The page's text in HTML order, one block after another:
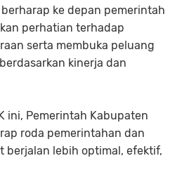
ke depan pemerintah
perhatian terhadap
serta membuka peluang
kinerja dan
ini, Pemerintah Kabupaten
roda pemerintahan dan
berjalan lebih optimal, efektif,